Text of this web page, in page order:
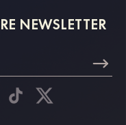
NEWSLETTER